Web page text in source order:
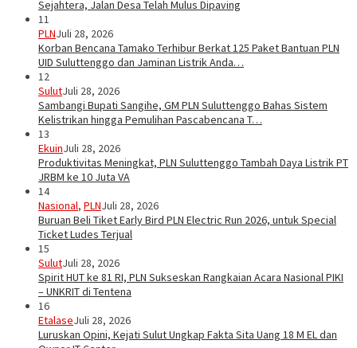
Sejahtera, Jalan Desa Telah Mulus Dipaving
11
PLNJuli 28, 2026
Korban Bencana Tamako Terhibur Berkat 125 Paket Bantuan PLN
UID Suluttenggo dan Jaminan Listrik Anda…
12
SulutJuli 28, 2026
Sambangi Bupati Sangihe, GM PLN Suluttenggo Bahas Sistem
Kelistrikan hingga Pemulihan Pascabencana T…
13
EkuinJuli 28, 2026
Produktivitas Meningkat, PLN Suluttenggo Tambah Daya Listrik PT
JRBM ke 10 Juta VA
14
Nasional, PLNJuli 28, 2026
Buruan Beli Tiket Early Bird PLN Electric Run 2026, untuk Special
Ticket Ludes Terjual
15
SulutJuli 28, 2026
Spirit HUT ke 81 RI, PLN Sukseskan Rangkaian Acara Nasional PIKI
– UNKRIT di Tentena
16
EtalaseJuli 28, 2026
Luruskan Opini, Kejati Sulut Ungkap Fakta Sita Uang 18 M EL dan